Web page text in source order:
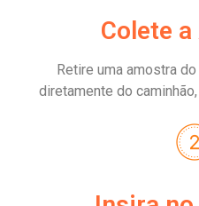
Colete
Retire uma amostra
diretamente do